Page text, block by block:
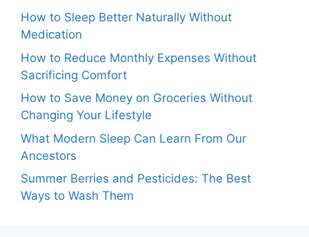
How to Sleep Better Naturally Without
Medication
How to Reduce Monthly Expenses Without
Sacrificing Comfort
How to Save Money on Groceries Without
Changing Your Lifestyle
What Modern Sleep Can Learn From Our
Ancestors
Summer Berries and Pesticides: The Best
Ways to Wash Them